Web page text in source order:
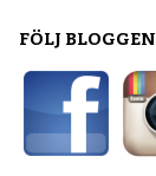
FÖLJ BLOGGEN